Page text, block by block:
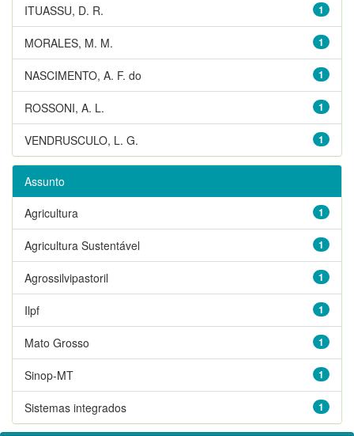
1
ITUASSU, D. R.
1
MORALES, M. M.
1
NASCIMENTO, A. F. do
1
ROSSONI, A. L.
1
VENDRUSCULO, L. G.
Assunto
1
Agricultura
1
Agricultura Sustentável
1
Agrossilvipastoril
1
Ilpf
1
Mato Grosso
1
Sinop-MT
1
Sistemas integrados